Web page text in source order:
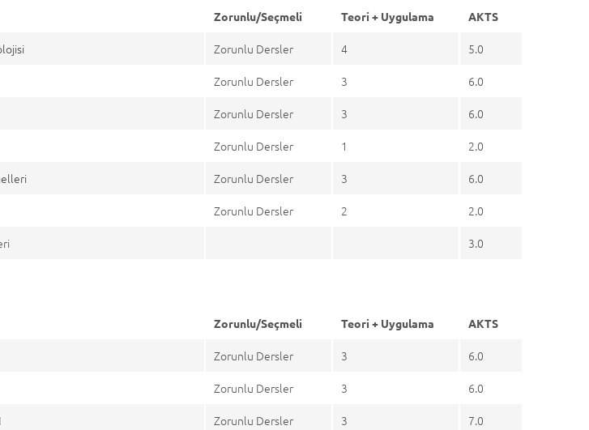
Zorunlu/Seçmeli Teori + Uygulama AKTS
Zorunlu Dersler 4
5.0
Zorunlu Dersler 3
6.0
Zorunlu Dersler 3
6.0
Zorunlu Dersler 1
2.0
Zorunlu Dersler 3
6.0
Zorunlu Dersler 2
2.0
3.0
Zorunlu/Seçmeli Teori + Uygulama AKTS
Zorunlu Dersler 3
6.0
Zorunlu Dersler 3
6.0
Zorunlu Dersler 3
7.0